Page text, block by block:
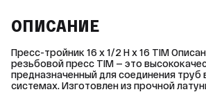
ОПИСАНИЕ
Пресс-тройник 16 x 1/2 Н х 16 TIM Описание: Тройник
резьбовой пресс TIM — это
предназначенный для соединения труб
системах. Изготовлен из прочной